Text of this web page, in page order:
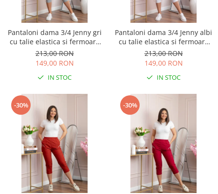
Pantaloni dama 3/4 Jenny gri
cu talie elastica si fermoare
decorative
213,00 RON
149,00 RON
IN STOC
Pantaloni dama 3/4 Jenny albi
cu talie elastica si fermoare
decorative
213,00 RON
149,00 RON
IN STOC
-30% -30%